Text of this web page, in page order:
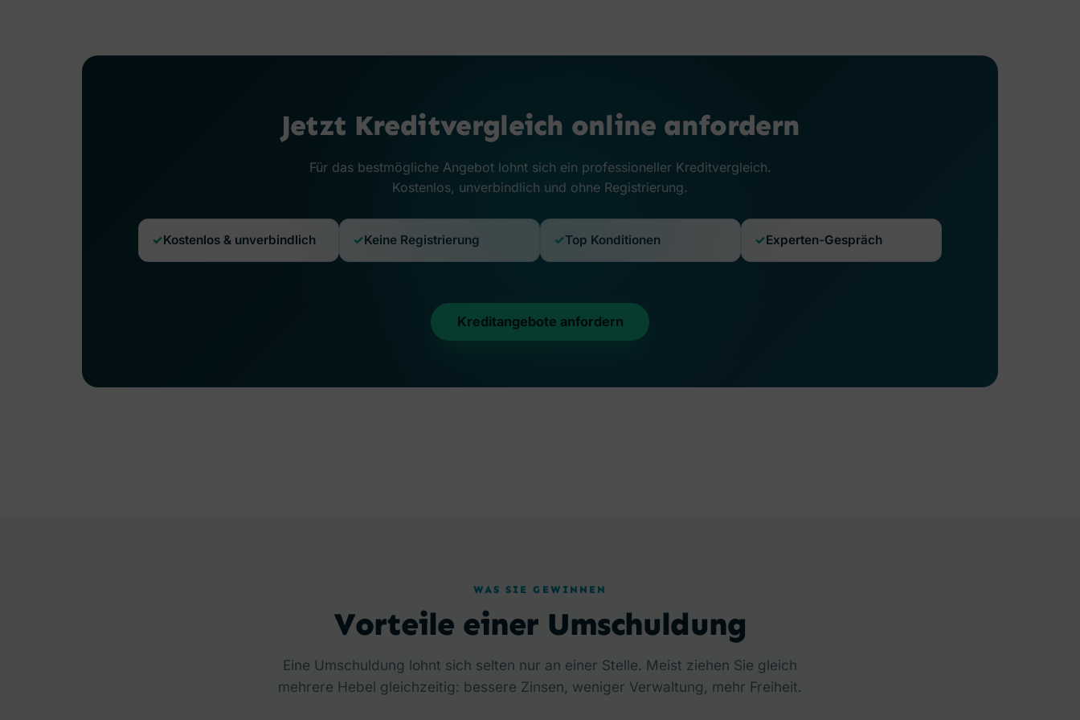
Jetzt Kreditvergleich online anfordern
Für das bestmögliche Angebot lohnt sich ein professioneller Kreditvergleich.
Kostenlos, unverbindlich und ohne Registrierung.
Kostenlos & unverbindlich Keine Registrierung Top Konditionen Experten-Gespräch
Kreditangebote anfordern
WAS SIE GEWINNEN
Vorteile einer Umschuldung
Eine Umschuldung lohnt sich selten nur an einer Stelle. Meist ziehen Sie gleich
mehrere Hebel gleichzeitig: bessere Zinsen, weniger Verwaltung, mehr Freiheit.